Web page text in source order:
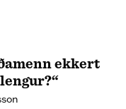
ekkert